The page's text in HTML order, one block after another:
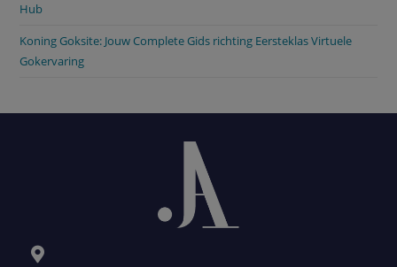
Hub
Koning Goksite: Jouw Complete Gids richting Eersteklas Virtuele
Gokervaring